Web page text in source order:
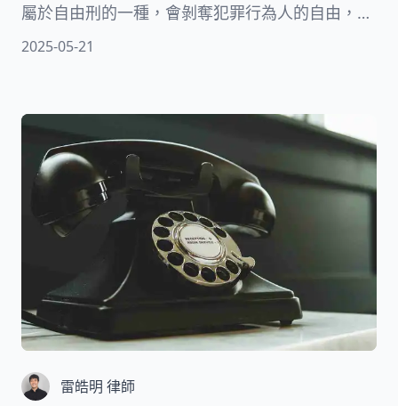
屬於自由刑的一種，會剝奪犯罪行為人的自由，但
相較於有期徒刑，拘役的刑期較短。如果你對拘役
2025-05-21
雷皓明 律師